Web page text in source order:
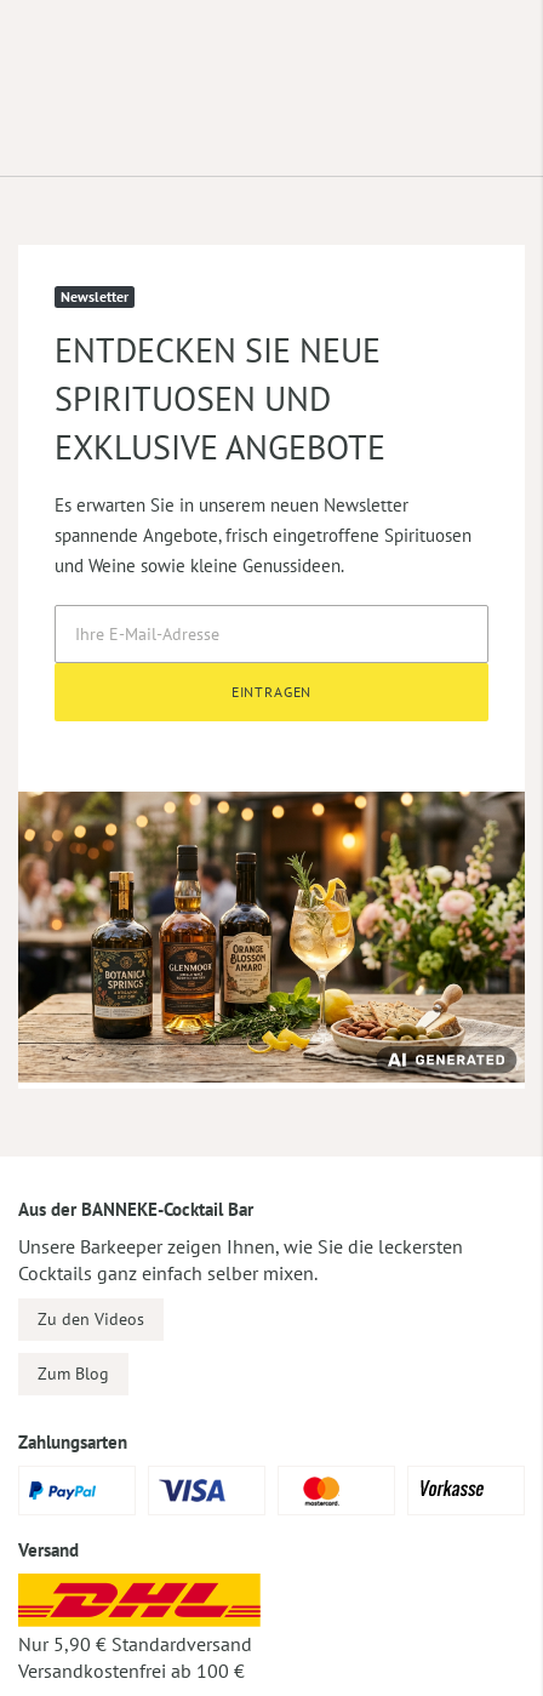
Newsletter
ENTDECKEN SIE NEUE
SPIRITUOSEN UND
EXKLUSIVE ANGEBOTE
Es erwarten Sie in unserem neuen Newsletter
spannende Angebote, frisch eingetroffene Spirituosen
und Weine sowie kleine Genussideen.
EINTRAGEN
Aus der BANNEKE-Cocktail Bar
Unsere Barkeeper zeigen Ihnen, wie Sie die leckersten
Cocktails ganz einfach selber mixen.
Zu den Videos
Zum Blog
Zahlungsarten
Versand
Nur 5,90 € Standardversand
Versandkostenfrei ab 100 €